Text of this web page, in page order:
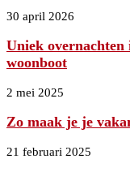
30 april 2026
Uniek
woonboot
2 mei 2025
Zo maak je je
21 februari 2025